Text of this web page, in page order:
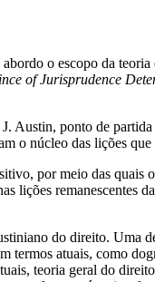
o escopo da
of Jurisprudence
Austin, ponto de
o núcleo das lições
por meio das
lições remanescentes
do direito. Uma
termos atuais, como
teoria geral do